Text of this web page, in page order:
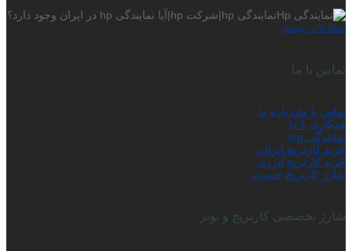
نمایندگی hp|شرکت hp|آیا نمایندگی hp در ایران وجود دارد؟
اطلاعات بیشتر
تماس با ما
تماس با مادرباره ما
همکاری با ما
نمایندگی hp
خرید کارتریج ایرانی
خرید کارتریج لیزری
شارژ کارتریج چیست
شارژ تخصصی کارتریج و تونر